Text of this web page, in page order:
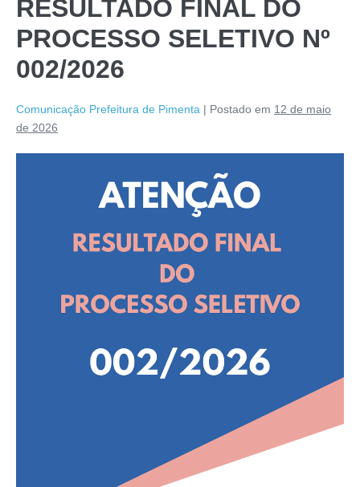
RESULTADO FINAL DO
PROCESSO SELETIVO Nº
002/2026
Comunicação Prefeitura de Pimenta | Postado em 12 de maio
de 2026